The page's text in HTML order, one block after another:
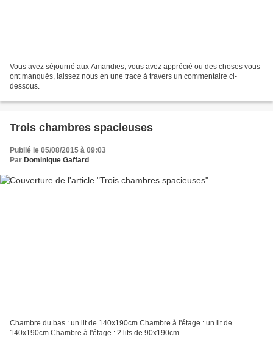
Vous avez séjourné aux Amandies, vous avez apprécié ou des choses vous
ont manqués, laissez nous en une trace à travers un commentaire ci-
dessous.
Trois chambres spacieuses
Publié le 05/08/2015 à 09:03
Par Dominique Gaffard
Chambre du bas : un lit de 140x190cm Chambre à l'étage : un lit de
140x190cm Chambre à l'étage : 2 lits de 90x190cm